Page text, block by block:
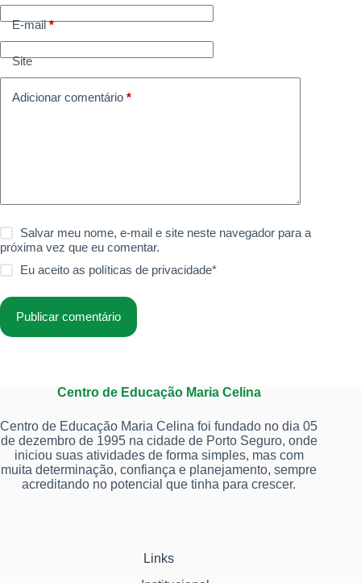
E-mail*
Site
Adicionar comentário *
Salvar meu nome, e-mail e site neste navegador para a
próxima vez que eu comentar.
Eu aceito as políticas de privacidade*
Publicar comentário
Centro de Educação Maria Celina
Centro de Educação Maria Celina foi fundado no dia 05
de dezembro de 1995 na cidade de Porto Seguro, onde
iniciou suas atividades de forma simples, mas com
muita determinação, confiança e planejamento, sempre
acreditando no potencial que tinha para crescer.
Links